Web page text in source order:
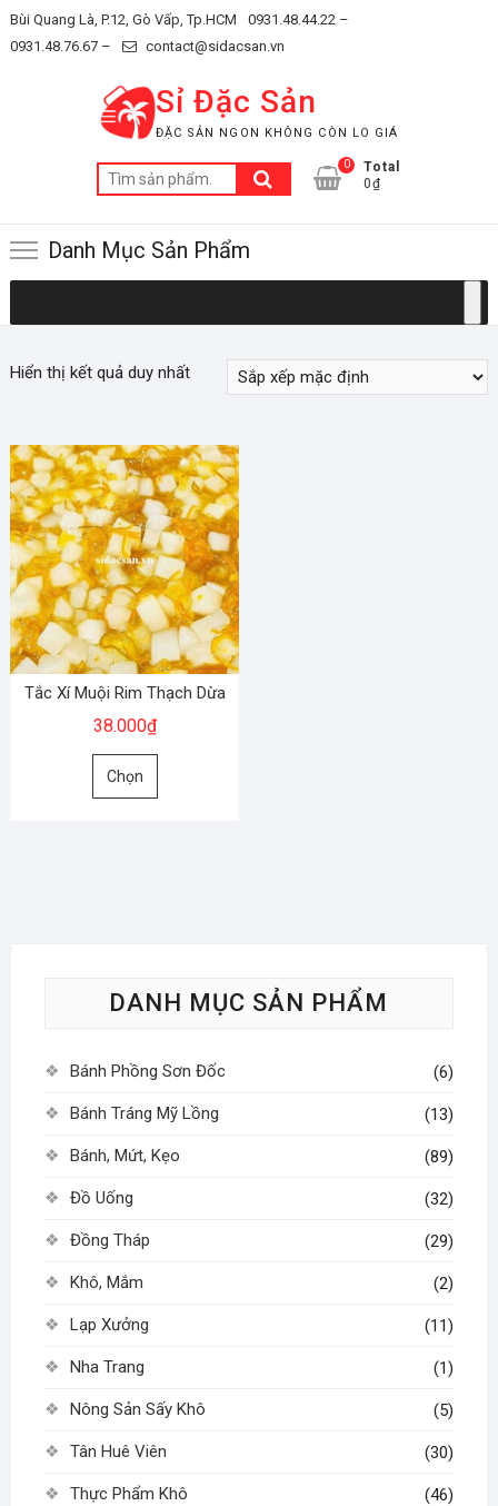
Skip
to
Bùi Quang Là, P.12, Gò Vấp, Tp.HCM
0931.48.44.22 –
0931.48.76.67 –
contact@sidacsan.vn
Sỉ Đặc Sản
ĐẶC SẢN NGON KHÔNG CÒN LO GIÁ
Tìm
kiếm:
0
Total
0₫
Danh Mục Sản Phẩm
Hiển thị kết quả duy nhất
Tắc Xí Muội Rim Thạch Dừa
38.000₫
Chọn
Sản
chọn
được
chọn
trang
DANH MỤC SẢN PHẨM
Bánh Phồng Sơn Đốc (6)
Bánh Tráng Mỹ Lồng (13)
Bánh, Mứt, Kẹo (89)
Đồ Uống (32)
Đồng Tháp (29)
Khô, Mắm (2)
Lạp Xưởng (11)
Nha Trang (1)
Nông Sản Sấy Khô (5)
Tân Huê Viên (30)
Thực Phẩm Khô (46)